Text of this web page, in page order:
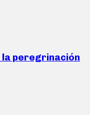
peregrinación